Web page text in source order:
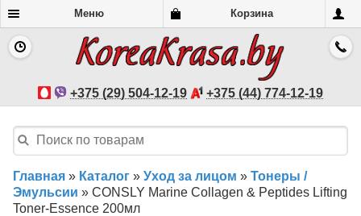
Меню Корзина
+375 (29) 504-12-19 +375 (44) 774-12-19
Главная » Каталог » Уход за лицом » Тонеры /
Эмульсии » CONSLY Marine Collagen & Peptides Lifting
Toner-Essence 200мл